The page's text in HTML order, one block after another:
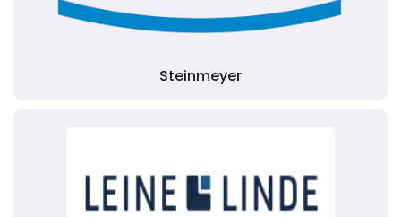
Steinmeyer